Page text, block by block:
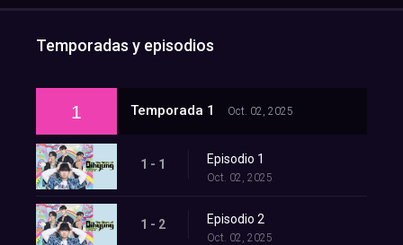
Temporadas y episodios
1 Temporada 1 Oct. 02, 2025
1 - 1 Episodio 1
Oct. 02, 2025
1 - 2 Episodio 2
Oct. 02, 2025